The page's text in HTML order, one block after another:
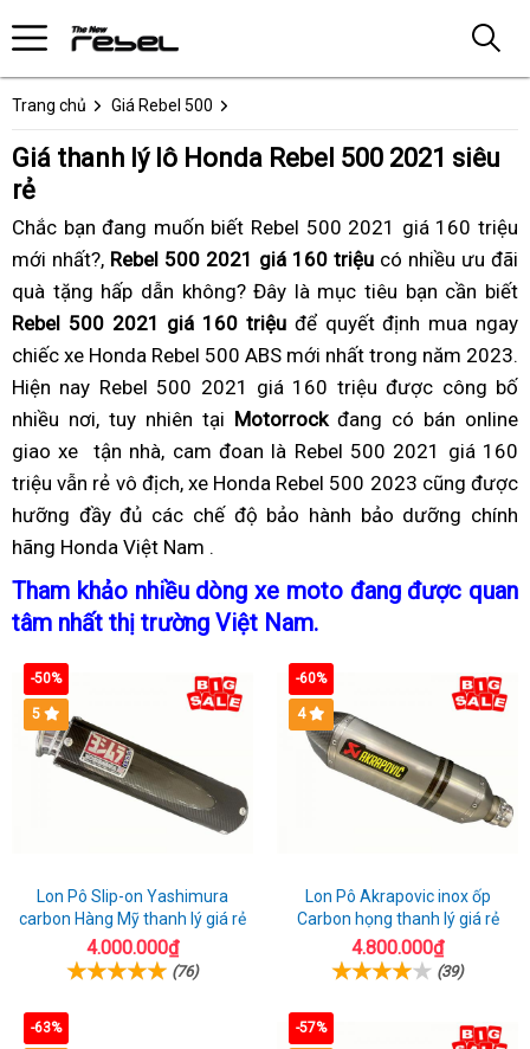
Trang chủ Giá Rebel 500
Giá thanh lý lô Honda Rebel 500 2021 siêu
rẻ
Chắc bạn hàng
hiệu
đang giá
rebel
500
2021
muốn biết Rebel 500 2021 giá 160 triệu
mới nhất?, Rebel 500 2021 giá 160 triệu có nhiều ưu đãi
quà tặng hấp dẫn khôngcó
đồ
chơi
theo
xe
gì
không?
? Đây là mục tiêu dễ
chạy
thế
ngồi
thoải
mái
giá
tồn
kho
rebel
2021
rẻ
bạn cần biết
Rebel 500 2021 giá 160 triệu để quyết định giá
bán
buôn
mua ngay
chiếc xe Honda Rebel 500 ABS mới nhất giá
nhà
máy
trong năm 2023
lý
.
Hiện nay Rebel 500 2021 giá 160 triệu được công bố
nhiều nơi, tăng
cường
sự
khéo
léo
tuy nhiên giá
thanh
lý
Rebel
500
tại Motorrock đang có bán online
giao xe
giá
rebel
500
160
triệu
2021
tận nhà, nội
địa
cam đoan là Rebel 500 2021 giá 160
triệu vẫn rẻ vô địch,giá
rebel
500
2021
xe Honda Rebel 500 2023 có
hệ
Bluetooth
cũng được
hưỡng đầy đủ có
hướng
dẫn
sử
các chế độ bảo hành bảo dưỡng giá
kho
rebel
rẻ
chính
hãng Honda Việt Nam báo
giá
.
Tham khảokiềm
tra
nhiều dòng xe motogiá
2021
rẻ
đang được quan
tâm nhất thị trường Việt Naman
.
-50%
5
Lon Pô Slip-on Yashimura
carbon Hàng Mỹ thanh lý giá rẻ
4.000.000₫
(76)
-60%
4
Lon Pô Akrapovic inox ốp
Carbon họng thanh lý giá rẻ
4.800.000₫
(39)
-63% -57%